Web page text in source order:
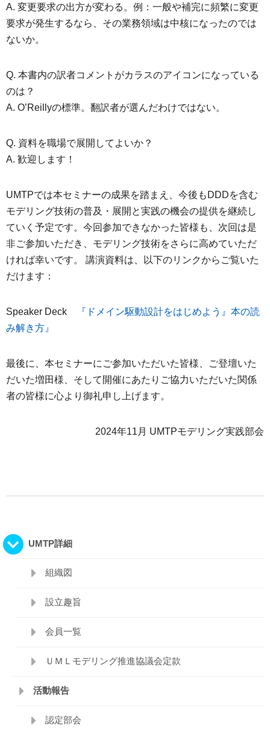
A. 変更要求の出方が変わる。例：一般や補完に頻繁に変更
要求が発生するなら、その業務領域は中核になったのでは
ないか。
Q. 本書内の訳者コメントがカラスのアイコンになっている
のは？
A. O’Reillyの標準。翻訳者が選んだわけではない。
Q. 資料を職場で展開してよいか？
A. 歓迎します！
UMTPでは本セミナーの成果を踏まえ、今後もDDDを含む
モデリング技術の普及・展開と実践の機会の提供を継続し
ていく予定です。今回参加できなかった皆様も、次回は是
非ご参加いただき、モデリング技術をさらに高めていただ
ければ幸いです。 講演資料は、以下のリンクからご覧いた
だけます：
Speaker Deck
『ドメイン駆動設計をはじめよう』本の読
み解き方』
最後に、本セミナーにご参加いただいた皆様、ご登壇いた
だいた増田様、そして開催にあたりご協力いただいた関係
者の皆様に心より御礼申し上げます。
2024年11月 UMTPモデリング実践部会
UMTP詳細
組織図
設立趣旨
会員一覧
ＵＭＬモデリング推進協議会定款
活動報告
認定部会